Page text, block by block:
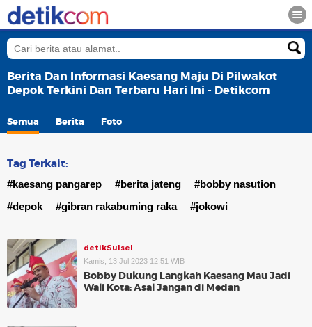
Berita Dan Informasi Kaesang Maju Di Pilwakot
Depok Terkini Dan Terbaru Hari Ini - Detikcom
Semua Berita Foto
Tag Terkait:
#kaesang pangarep #berita jateng
#bobby nasution
#depok
#gibran rakabuming raka #jokowi
detikSulsel
Kamis, 13 Jul 2023 12:51 WIB
Bobby Dukung Langkah Kaesang Mau Jadi
Wali Kota: Asal Jangan di Medan